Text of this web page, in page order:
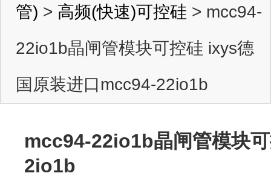
管) > 高频(快速)可控硅 > mcc94-
22io1b晶闸管模块可控硅 ixys德
国原装进口mcc94-22io1b
mcc94-22io1b晶闸管模块
2io1b